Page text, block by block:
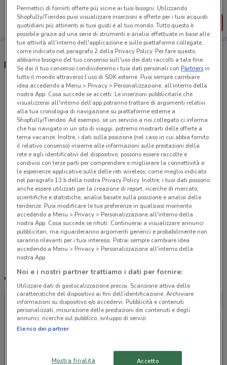
SCARICA L’APP
Negozi Poltrona Frau a Tivoli
VIA GREGORIANA, 15 - 00044 Frascati
18.4 km
VIA NEMORENSE 86 A/B - 00199 Roma
21.6 km
VIA TOMACELLI, 142 - 00186 Roma
24.9 km
VIA MONTE BRIANZO 56 - 00187 Roma
25.2 km
Tutti i negozi Poltrona Frau
Altri volantini nelle vicinanze
Permettici di fornirti offerte più vicine ai tuoi bisogni: Utilizzando
Shopfully/Tiendeo puoi visualizzare inserzioni e offerte per i tuoi acquisti
quotidiani più attinenti ai tuoi gusti e al tuo mondo. Tutto questo è
possibile grazie ad una serie di strumenti e analisi effettuate in base alle
tue attività all'interno dell'applicazione e sulle piattaforme collegate,
come indicato nel paragrafo 2 della Privacy Policy. Per fare questo,
abbiamo bisogno del tuo consenso sull'uso dei dati raccolti a tale fine.
Se dai il tuo consenso condivideremo i tuoi dati personali conPartnersin
tutto il mondo attraverso l’uso di SDK esterne. Puoi sempre cambiare
idea accedendo a Menu > Privacy > Personalizzazione, all’interno della
nostra App. Cosa succede se accetti: Le inserzioni pubblicitarie che
visualizzerai all'interno dell’app potranno trattare di argomenti relativi
alla tua cronologia di navigazione su piattaforme esterne a
Shopfully/Tiendeo. Ad esempio, se un servizio a noi collegato ci informa
che hai navigato in un sito di viaggi, potremo mostrarti delle offerte a
tema vacanze. Inoltre, i dati sulla posizione (nel caso in cui abbia fornito
il relativo consenso) insieme alle informazioni sulle prestazioni della
rete e agli identificativi del dispositivo, possono essere raccolte e
condivisi con terze parti per comprendere e migliorare la connettività e
le esperienze applicative sulle delle reti wireless, come meglio indicato
nel paragrafo 13.b della nostra Privacy Policy. Inoltre, i tuoi dati possono
anche essere utilizzati per la creazione di report, ricerche di mercato,
scientifiche e statistiche, analisi basate sulla posizione e analisi delle
tendenze. Puoi modificare le tue preferenze in qualsiasi momento
accedendo a Menu > Privacy > Personalizzazione all'interno della
nostra App. Cosa succede se rifiuti: Continuerai a visualizzare annunci
pubblicitari, ma riguarderanno argomenti generici e probabilmente non
saranno rilevanti per i tuoi interessi. Potrai sempre cambiare idea
accedendo a Menu > Privacy > Personalizzazione all'interno della
nostra App.
Noi e i nostri partner trattiamo i dati per fornire:
Utilizzare dati di geolocalizzazione precisi. Scansione attiva delle
caratteristiche del dispositivo ai fini dell’identificazione. Archiviare
informazioni su dispositivo e/o accedervi. Pubblicità e contenuti
personalizzati, misurazione delle prestazioni dei contenuti e degli
annunci, ricerche sul pubblico, sviluppo di servizi.
Elenco dei partner
Mostra finalità Accetto